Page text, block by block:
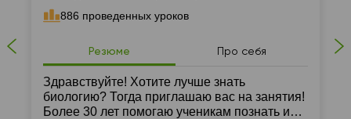
886 проведенных уроков
Резюме Про себя
Здравствуйте! Хотите лучше знать
биологию? Тогда приглашаю вас на занятия!
Более 30 лет помогаю ученикам познать и